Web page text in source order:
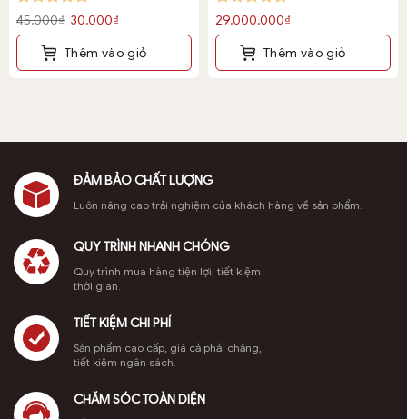
canh, kiểm tra xem bên trong có rỗng hay bị sâu rỗng
hay không.
Được
xếp
hạng
5
45,000₫ Giá
gốc
là:
30,000₫
hiện
tại
Thêm vào giỏ
Được
xếp
hạng
5
29,000,000₫
Thêm vào giỏ
ĐẢM BẢO CHẤT LƯỢNG
Luôn nâng cao trải nghiệm của khách hàng về sản phẩm.
QUY TRÌNH NHANH CHÓNG
Quy trình mua hàng tiện lợi, tiết kiệm
thời gian.
TIẾT KIỆM CHI PHÍ
Sản phẩm cao cấp, giá cả phải chăng,
tiết kiệm ngân sách.
CHĂM SÓC TOÀN DIỆN